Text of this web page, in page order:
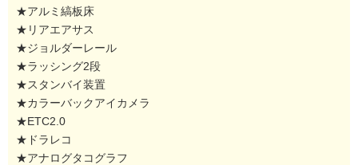
★アルミ縞板床
★リアエアサス
★ジョルダーレール
★ラッシング2段
★スタンバイ装置
★カラーバックアイカメラ
★ETC2.0
★ドラレコ
★アナログタコグラフ